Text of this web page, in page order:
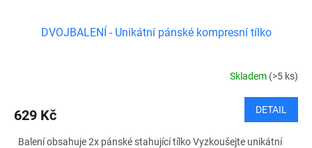
DVOJBALENÍ - Unikátní pánské kompresní tílko
Skladem (>5 ks)
629 Kč DETAIL
Balení obsahuje 2x pánské stahující tílko Vyzkoušejte unikátní